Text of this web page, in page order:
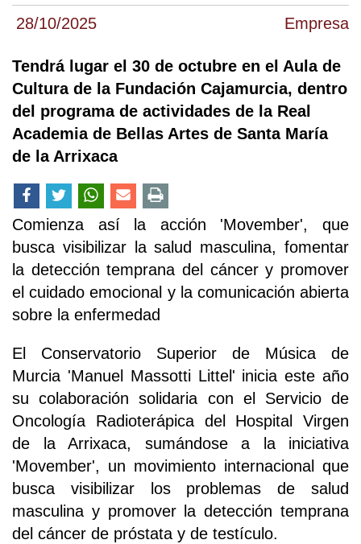
28/10/2025 Empresa
Tendrá lugar el 30 de octubre en el Aula de
Cultura de la Fundación Cajamurcia, dentro
del programa de actividades de la Real
Academia de Bellas Artes de Santa María
de la Arrixaca
Comienza así la acción 'Movember', que
busca visibilizar la salud masculina, fomentar
la detección temprana del cáncer y promover
el cuidado emocional y la comunicación abierta
sobre la enfermedad
El Conservatorio Superior de Música de
Murcia 'Manuel Massotti Littel' inicia este año
su colaboración solidaria con el Servicio de
Oncología Radioterápica del Hospital Virgen
de la Arrixaca, sumándose a la iniciativa
'Movember', un movimiento internacional que
busca visibilizar los problemas de salud
masculina y promover la detección temprana
del cáncer de próstata y de testículo.